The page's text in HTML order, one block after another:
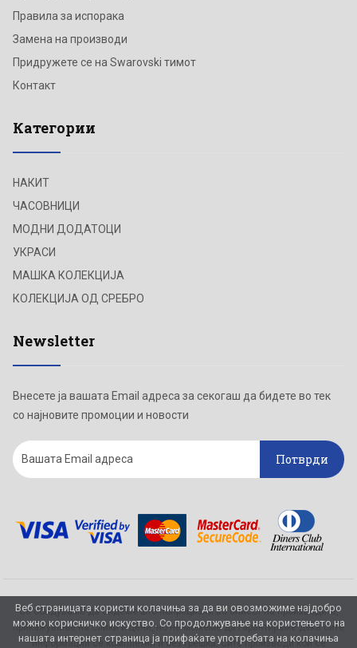
Веб страницата користи колачиња за да ви овозможиме најдобро
можно корисничко искуство. Со продолжување на користењето на
нашата интернет страница ја прифаќате употребата на колачиња
Правила за испорака
Замена на производи
Придружете се на Swarovski тимот
Контакт
Категории
НАКИТ
ЧАСОВНИЦИ
МОДНИ ДОДАТОЦИ
УКРАСИ
МАШКА КОЛЕКЦИЈА
КОЛЕКЦИЈА ОД СРЕБРО
Newsletter
Внесете ја вашата Email адреса за секогаш да бидете во тек
со најновите промоции и новости
Потврди
Се обидуваме да бидеме што попрецизни во описот на производите,
прикажување на слики и цени, но не можеме да гарантираме дека сите
информации се комплетни и без грешка. Сите производи кои се